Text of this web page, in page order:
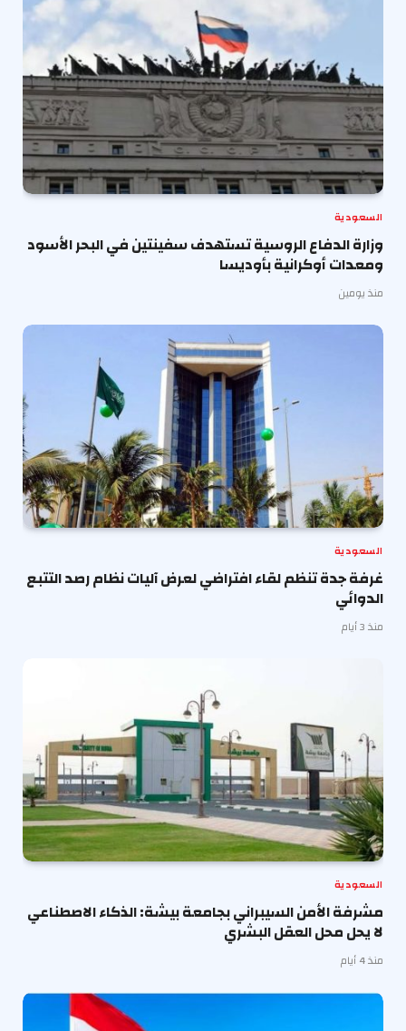
السعودية
وزارة الدفاع الروسية تستهدف سفينتين في البحر الأسود
ومعدات أوكرانية بأوديسا
منذ يومين
السعودية
غرفة جدة تنظم لقاء افتراضي لعرض آليات نظام رصد التتبع
الدوائي
منذ 3 أيام
السعودية
مشرفة الأمن السيبراني بجامعة بيشة: الذكاء الاصطناعي
لا يحل محل العقل البشري
منذ 4 أيام